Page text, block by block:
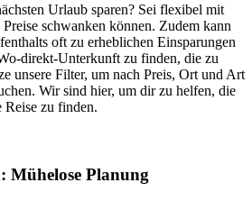
Urlaub sparen? Sei flexibel mit
schwanken können. Zudem kann
oft zu erheblichen Einsparungen
direkt-Unterkunft zu finden, die zu
unsere Filter, um nach Preis, Ort und Art
Wir sind hier, um dir zu helfen, die
Reise zu finden.
Mühelose Planung